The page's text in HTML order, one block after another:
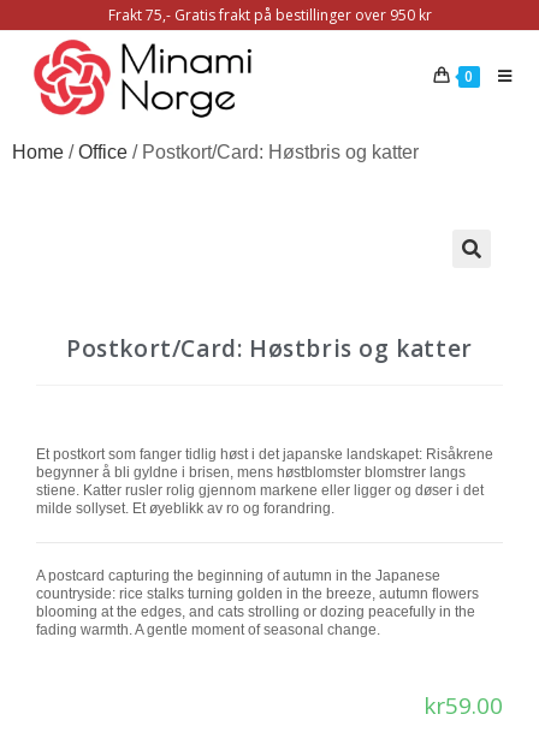
Frakt 75,- Gratis frakt på bestillinger over 950 kr
0
Home /Office / Postkort/Card: Høstbris og katter
Postkort/Card: Høstbris og katter
Et postkort som fanger tidlig høst i det japanske landskapet: Risåkrene
begynner å bli gyldne i brisen, mens høstblomster blomstrer langs
stiene. Katter rusler rolig gjennom markene eller ligger og døser i det
milde sollyset. Et øyeblikk av ro og forandring.
A postcard capturing the beginning of autumn in the Japanese
countryside: rice stalks turning golden in the breeze, autumn flowers
blooming at the edges, and cats strolling or dozing peacefully in the
fading warmth. A gentle moment of seasonal change.
kr59.00